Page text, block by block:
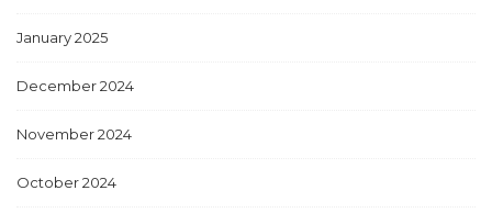
January 2025
December 2024
November 2024
October 2024